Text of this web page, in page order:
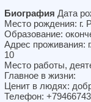
Биография Дата
Место рождения: г.
Образование:
Адрес проживания:
10
Место работы,
Главное в жизни:
Ценит в людях:
Телефон: